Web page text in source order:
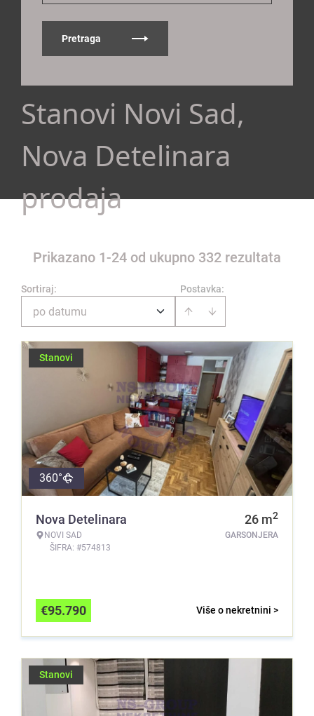
Pretraga
Stanovi Novi Sad,
Nova Detelinara
prodaja
Prikazano 1-24 od ukupno 332 rezultata
Postavka:
Sortiraj:
po datumu
Stanovi
360°
Nova Detelinara
NOVI SAD
ŠIFRA: #574813
26 m2
GARSONJERA
Više o nekretnini >
€95.790
Stanovi